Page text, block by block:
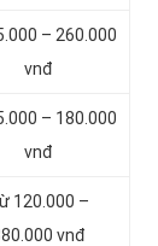
– 260.000
vnđ
– 180.000
vnđ
120.000 –
vnđ